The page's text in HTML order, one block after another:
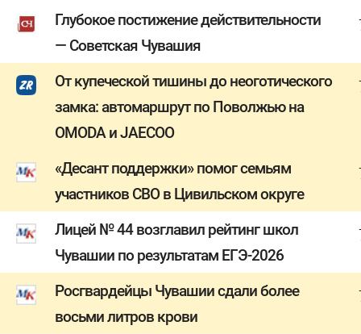
Глубокое постижение действительности
— Советская Чувашия
От купеческой тишины до неоготического
замка: автомаршрут по Поволжью на
OMODA и JAECOO
«Десант поддержки» помог семьям
участников СВО в Цивильском округе
Лицей № 44 возглавил рейтинг школ
Чувашии по результатам ЕГЭ-2026
Росгвардейцы Чувашии сдали более
восьми литров крови